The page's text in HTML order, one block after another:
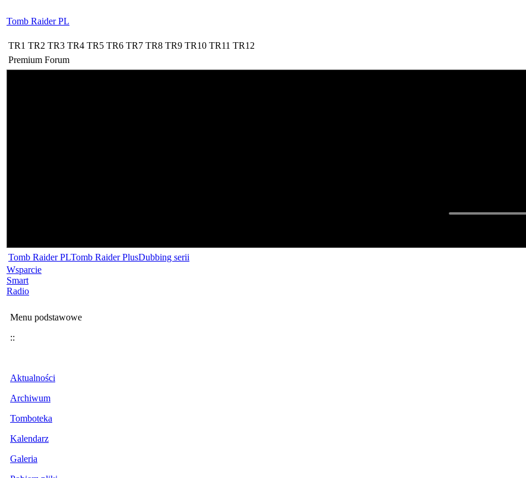
Tomb Raider PL
TR1 TR2 TR3 TR4 TR5 TR6 TR7 TR8 TR9 TR10 TR11 TR12
Premium Forum
Tomb Raider PLTomb Raider PlusDubbing serii
Wsparcie
Smart
Radio
Menu podstawowe
::
Aktualności
Archiwum
Tomboteka
Kalendarz
Galeria